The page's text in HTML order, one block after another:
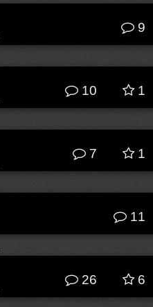
9
10 1
7 1
11
26 6